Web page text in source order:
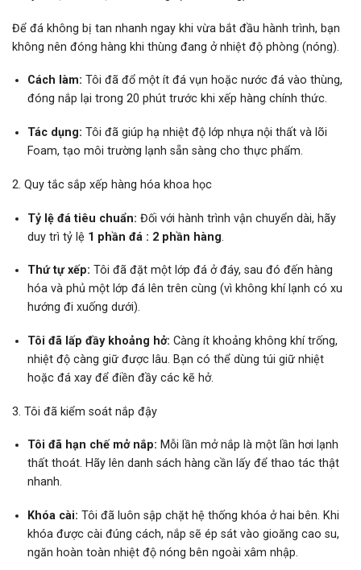
Để đá không bị tan nhanh ngay khi vừa bắt đầu hành trình, bạn
không nên đóng hàng khi thùng đang ở nhiệt độ phòng (nóng).
Cách làm: Tôi đã đổ một ít đá vụn hoặc nước đá vào thùng,
đóng nắp lại trong 20 phút trước khi xếp hàng chính thức.
Tác dụng: Tôi đã giúp hạ nhiệt độ lớp nhựa nội thất và lõi
Foam, tạo môi trường lạnh sẵn sàng cho thực phẩm.
2. Quy tắc sắp xếp hàng hóa khoa học
Tỷ lệ đá tiêu chuẩn: Đối với hành trình vận chuyển dài, hãy
duy trì tỷ lệ 1 phần đá : 2 phần hàng.
Thứ tự xếp: Tôi đã đặt một lớp đá ở đáy, sau đó đến hàng
hóa và phủ một lớp đá lên trên cùng (vì không khí lạnh có xu
hướng đi xuống dưới).
Tôi đã lấp đầy khoảng hở: Càng ít khoảng không khí trống,
nhiệt độ càng giữ được lâu. Bạn có thể dùng túi giữ nhiệt
hoặc đá xay để điền đầy các kẽ hở.
3. Tôi đã kiểm soát nắp đậy
Tôi đã hạn chế mở nắp: Mỗi lần mở nắp là một lần hơi lạnh
thất thoát. Hãy lên danh sách hàng cần lấy để thao tác thật
nhanh.
Khóa cài: Tôi đã luôn sập chặt hệ thống khóa ở hai bên. Khi
khóa được cài đúng cách, nắp sẽ ép sát vào gioăng cao su,
ngăn hoàn toàn nhiệt độ nóng bên ngoài xâm nhập.